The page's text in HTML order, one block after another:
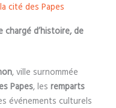
cité des Papes
chargé d’histoire, de
, ville surnommée
Papes, les remparts
événements culturels